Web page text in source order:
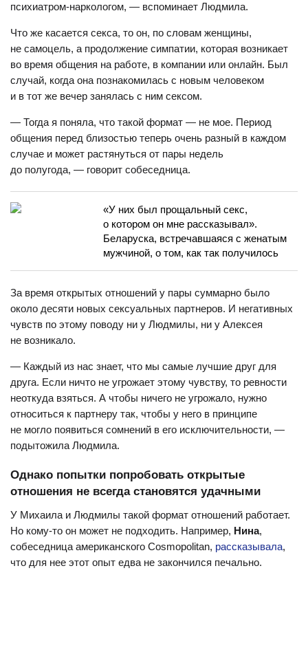
психиатром-наркологом, — вспоминает Людмила.
Что же касается секса, то он, по словам женщины,
не самоцель, а продолжение симпатии, которая возникает
во время общения на работе, в компании или онлайн. Был
случай, когда она познакомилась с новым человеком
и в тот же вечер занялась с ним сексом.
— Тогда я поняла, что такой формат — не мое. Период
общения перед близостью теперь очень разный в каждом
случае и может растянуться от пары недель
до полугода, — говорит собеседница.
«У них был прощальный секс,
о котором он мне рассказывал».
Беларуска, встречавшаяся с женатым
мужчиной, о том, как так получилось
За время открытых отношений у пары суммарно было
около десяти новых сексуальных партнеров. И негативных
чувств по этому поводу ни у Людмилы, ни у Алексея
не возникало.
— Каждый из нас знает, что мы самые лучшие друг для
друга. Если ничто не угрожает этому чувству, то ревности
неоткуда взяться. А чтобы ничего не угрожало, нужно
относиться к партнеру так, чтобы у него в принципе
не могло появиться сомнений в его исключительности, —
подытожила Людмила.
Однако попытки попробовать открытые
отношения не всегда становятся удачными
У Михаила и Людмилы такой формат отношений работает.
Но кому-то он может не подходить. Например, Нина,
собеседница американского Cosmopolitan, рассказывала,
что для нее этот опыт едва не закончился печально.